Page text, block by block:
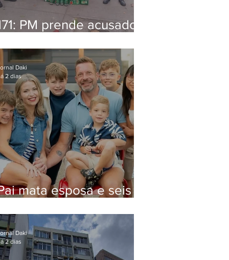
PM prende acusado
de Niterói
mata esposa e seis
Daki
2 dias
Daki
2 dias